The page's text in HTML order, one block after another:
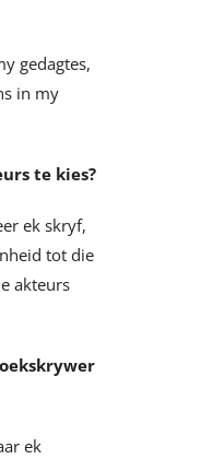
gedagtes,
in my
te kies?
ek skryf,
tot die
akteurs
ek